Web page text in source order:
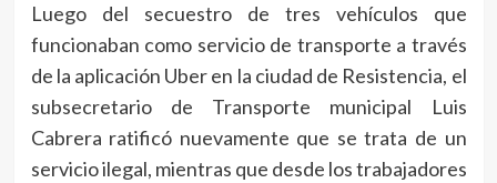
Luego del secuestro de tres vehículos que
funcionaban como servicio de transporte a través
de la aplicación Uber en la ciudad de Resistencia, el
subsecretario de Transporte municipal Luis
Cabrera ratificó nuevamente que se trata de un
servicio ilegal, mientras que desde los trabajadores